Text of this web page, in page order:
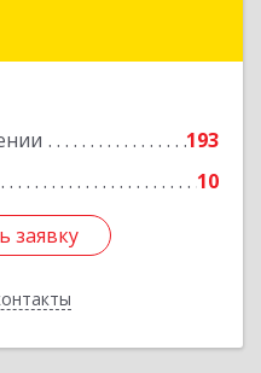
193
10
заявку
обл, Можайский р-н,
заявку